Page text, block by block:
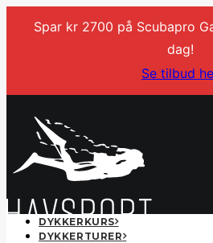
Spar kr 2700 på Scubapro
dag!
Se tilbud
DYKKERKURS
DYKKERTURER